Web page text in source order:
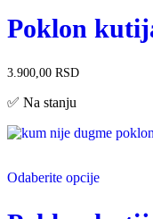
Poklon
3.900,00 RSD
✅ Na stanju
Odaberite opcije